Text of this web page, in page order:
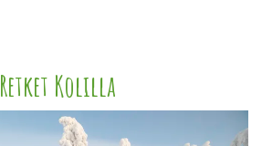
Retket Kolilla